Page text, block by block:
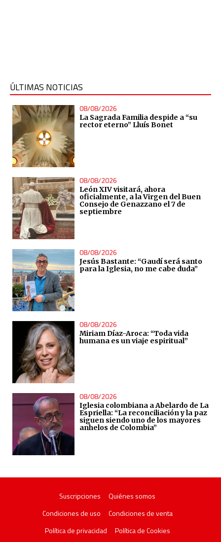
ÚLTIMAS NOTICIAS
08/08/2026
La Sagrada Familia despide a “su
rector eterno” Lluís Bonet
08/08/2026
León XIV visitará, ahora
oficialmente, a la Virgen del Buen
Consejo de Genazzano el 7 de
septiembre
08/08/2026
Jesús Bastante: “Gaudí será santo
para la Iglesia, no me cabe duda”
08/08/2026
Miriam Díaz-Aroca: “Toda vida
humana es un viaje espiritual”
08/08/2026
Iglesia colombiana a Abelardo de La
Espriella: “La reconciliación y la paz
siguen siendo uno de los mayores
anhelos de Colombia”
Suscripciones
Quiénes somos
Condiciones de uso
Condiciones de venta
Política de privacidad
Política de Cookies